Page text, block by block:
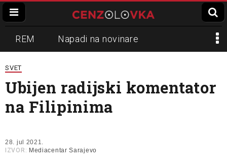
REM Napadi na novinare
Zvučni top
Propaganda Lokalni mediji
Informer Slavko Ćuruvija
SVET
Ubijen radijski komentator
na Filipinima
28. jul 2021.
IZVOR: Mediacentar Sarajevo